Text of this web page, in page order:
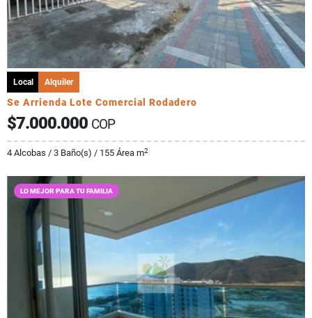
Local Alquiler
Se Arrienda Lote Comercial Rodadero
$7.000.000 COP
4 Alcobas / 3 Baño(s) / 155 Área m2
LO MEJOR PARA TU FAMILIA